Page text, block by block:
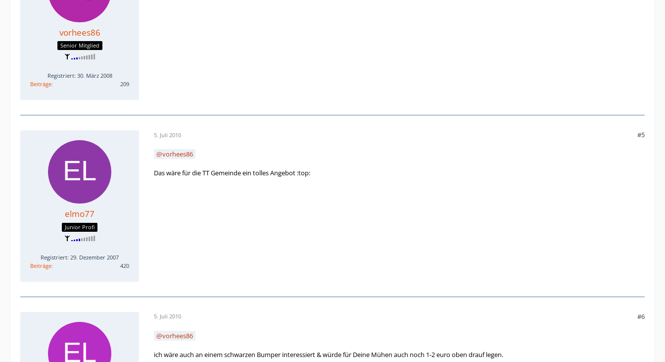
vorhees86
Senior Mitglied
Registriert: 30. März 2008
Beiträge
209
elmo77
Junior Profi
Registriert: 29. Dezember 2007
Beiträge
420
5. Juli 2010 #5
vorhees86
Das wäre für die TT Gemeinde ein tolles Angebot :top:
5. Juli 2010 #6
vorhees86
ich wäre auch an einem schwarzen Bumper interessiert & würde für Deine Mühen auch noch 1-2 euro oben drauf legen.